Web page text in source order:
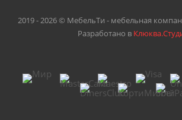
2019 - 2026 © МебельТи - мебельная
Разработано в